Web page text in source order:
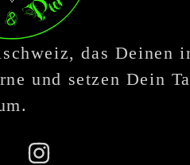
das
und setzen Dein